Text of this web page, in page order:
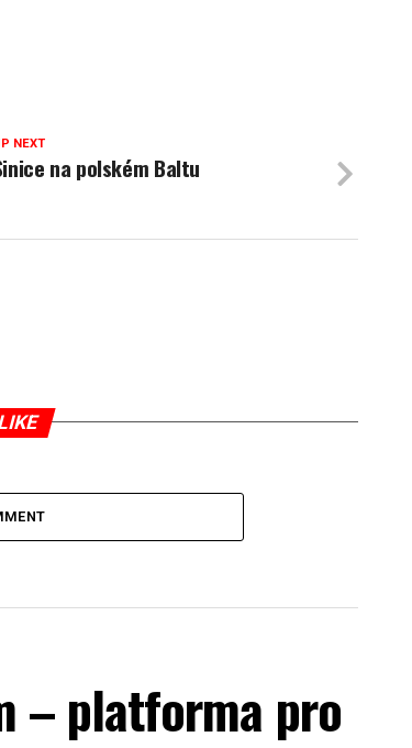
NEXT
na polském Baltu
– platforma pro